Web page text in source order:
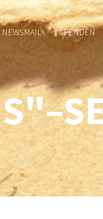
NEWSMAIL SPENDEN